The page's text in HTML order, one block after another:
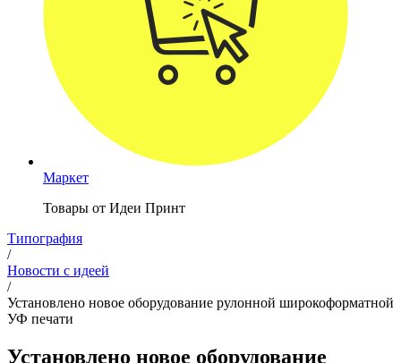
Маркет
Товары от Идеи Принт
Типография
/
Новости с идеей
/
Установлено новое оборудование рулонной широкоформатной
УФ печати
Установлено новое оборудование